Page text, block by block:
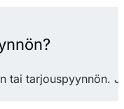
tai tarjouspyynnön.